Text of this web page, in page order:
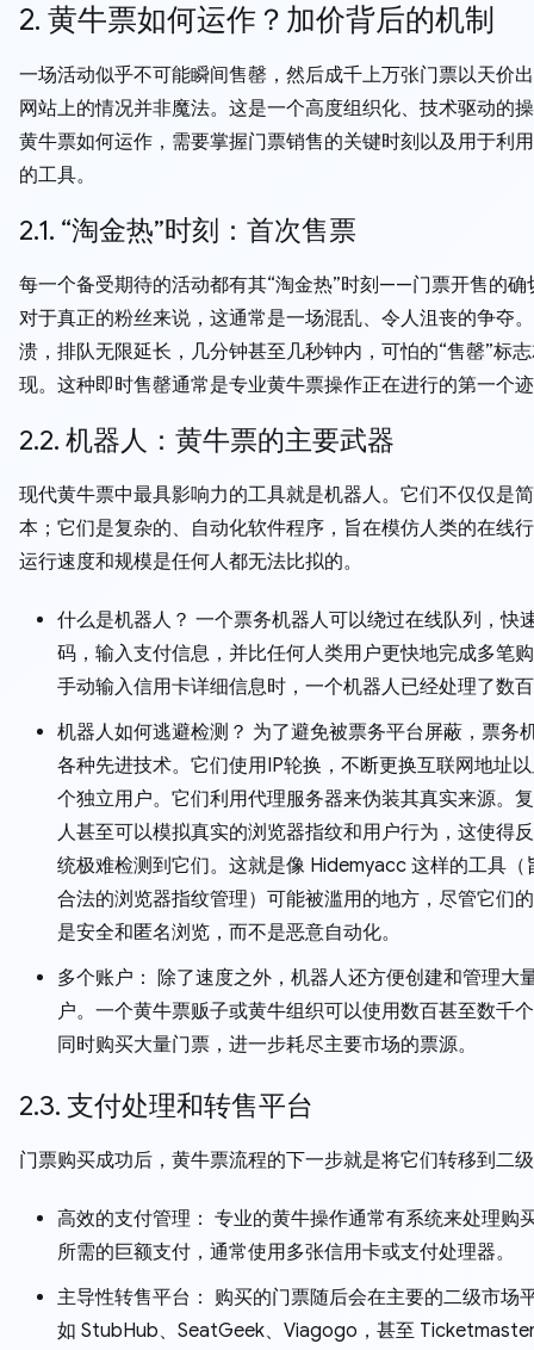
2. 黄牛票如何运作？加价背后的机制
一场活动似乎不可能瞬间售罄，然后成千上万张门票以天价
网站上的情况并非魔法。这是一个高度组织化、技术驱动的
黄牛票如何运作，需要掌握门票销售的关键时刻以及用于利
的工具。
2.1. “淘金热”时刻：首次售票
每一个备受期待的活动都有其“淘金热”时刻——门票开售的确
对于真正的粉丝来说，这通常是一场混乱、令人沮丧的争夺
溃，排队无限延长，几分钟甚至几秒钟内，可怕的“售罄”标
现。这种即时售罄通常是专业黄牛票操作正在进行的第一个
2.2. 机器人：黄牛票的主要武器
现代黄牛票中最具影响力的工具就是机器人。它们不仅仅是
本；它们是复杂的、自动化软件程序，旨在模仿人类的在线
运行速度和规模是任何人都无法比拟的。
什么是机器人？ 一个票务机器人可以绕过在线队列，快
码，输入支付信息，并比任何人类用户更快地完成多笔
手动输入信用卡详细信息时，一个机器人已经处理了数
机器人如何逃避检测？ 为了避免被票务平台屏蔽，票务
各种先进技术。它们使用IP轮换，不断更换互联网地址
个独立用户。它们利用代理服务器来伪装其真实来源。
人甚至可以模拟真实的浏览器指纹和用户行为，这使得
统极难检测到它们。这就是像 Hidemyacc 这样的工具（
合法的浏览器指纹管理）可能被滥用的地方，尽管它们
是安全和匿名浏览，而不是恶意自动化。
多个账户： 除了速度之外，机器人还方便创建和管理大
户。一个黄牛票贩子或黄牛组织可以使用数百甚至数千
同时购买大量门票，进一步耗尽主要市场的票源。
2.3. 支付处理和转售平台
门票购买成功后，黄牛票流程的下一步就是将它们转移到二
高效的支付管理： 专业的黄牛操作通常有系统来处理购
所需的巨额支付，通常使用多张信用卡或支付处理器。
主导性转售平台： 购买的门票随后会在主要的二级市场
如 StubHub、SeatGeek、Viagogo，甚至